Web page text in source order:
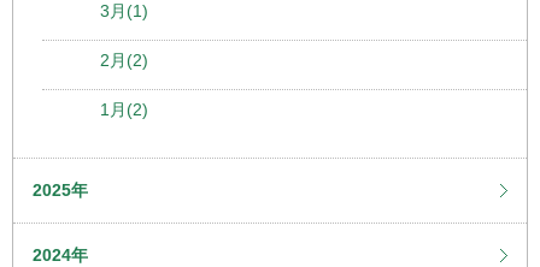
3月(1)
2月(2)
1月(2)
2025年
2024年